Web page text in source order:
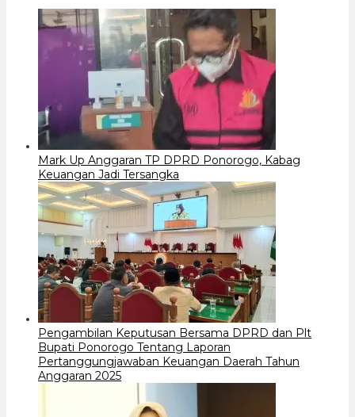
Mark Up Anggaran TP DPRD Ponorogo, Kabag
Keuangan Jadi Tersangka
Pengambilan Keputusan Bersama DPRD dan Plt
Bupati Ponorogo Tentang Laporan
Pertanggungjawaban Keuangan Daerah Tahun
Anggaran 2025